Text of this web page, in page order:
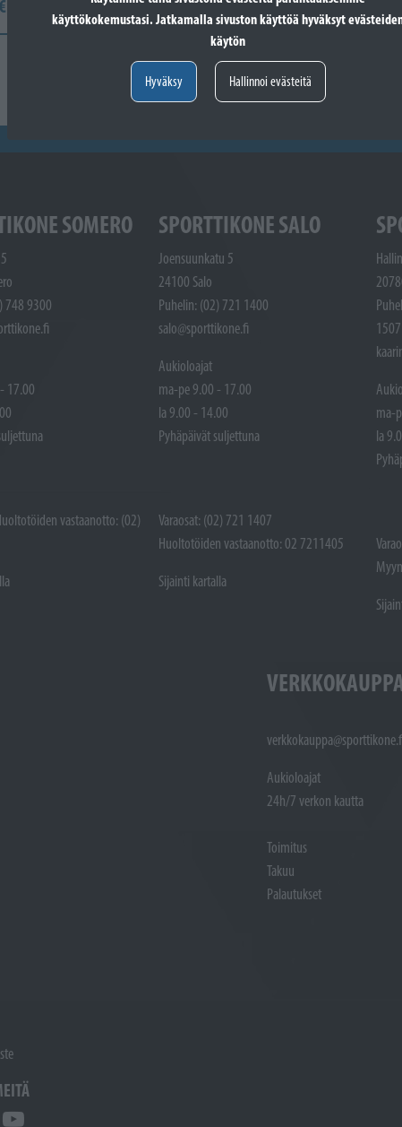
käyttökokemustasi. Jatkamalla sivuston käyttöä hyväksyt
käytön
Hyväksy Hallinnoi evästeitä
Valitse vaihtoehto
SOMERO
748 9300
17.00
vastaanotto: (02)
SPORTTIKONE SALO
Joensuunkatu 5
24100 Salo
Puhelin: (02) 721 1400
salo@sporttikone.fi
Aukioloajat
ma-pe 9.00 - 17.00
la 9.00 - 14.00
Pyhäpäivät suljettuna
Varaosat: (02) 721 1407
Huoltotöiden vastaanotto: 02 7211405
Sijainti kartalla
1507
ma-
la
Aukioloajat
24h/7 verkon kautta
Toimitus
Takuu
Palautukset